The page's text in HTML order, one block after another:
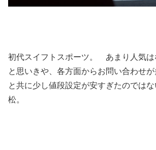
初代スイフトスポーツ。 あまり人気は
と思いきや、各方面からお問い合わせ
と共に少し値段設定が安すぎたのでは
松。